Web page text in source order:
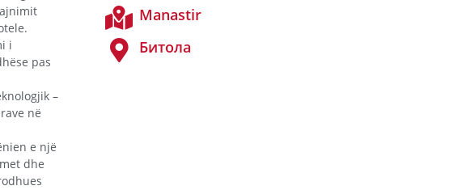
i
pas
–
në
e një
dhe
Manastir
Битола